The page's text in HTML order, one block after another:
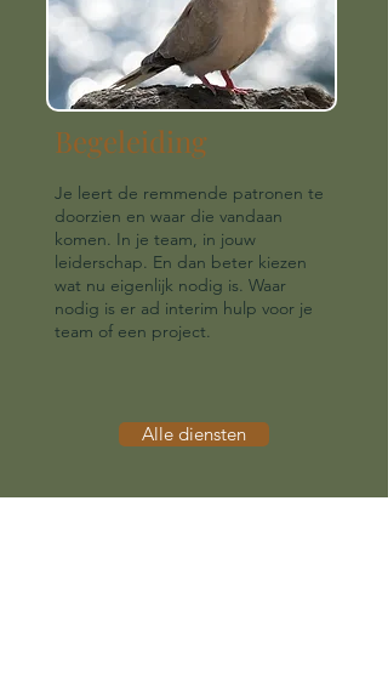
Begeleiding
Je leert de remmende patronen te
doorzien en waar die vandaan
komen. In je team, in jouw
leiderschap. En dan beter kiezen
wat nu eigenlijk nodig is. Waar
nodig is er ad interim hulp voor je
team of een project.
Alle diensten